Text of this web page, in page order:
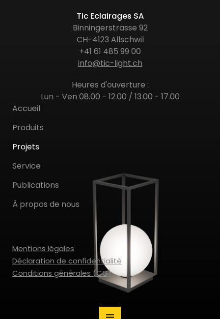
Tic Eclairages SA
Binningerstrasse 92
CH-4123 Allschwil
+41 61 485 99 00
info@tic-light.ch
Heures d'ouverture :
Lun - Ven 08.00 - 12.00 / 13.00 - 17.00
Accueil
Produits
Projets
Service
Publications
À propos de nous
Mentions légales
Déclaration de confidentialité
Conditions générales (CG)